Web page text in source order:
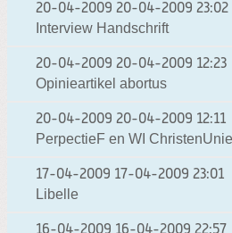
20-04-2009 20-04-2009 23:02
Interview Handschrift
20-04-2009 20-04-2009 12:23
Opinieartikel abortus
20-04-2009 20-04-2009 12:11
PerpectieF en WI
17-04-2009 17-04-2009 23:01
Libelle
16-04-2009 16-04-2009 22:57